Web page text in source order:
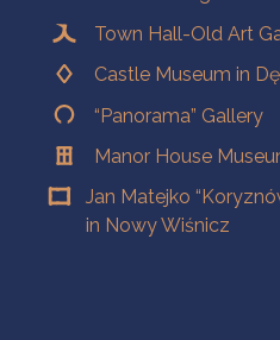
Town Hall-Old Art
Castle Museum in
“Panorama” Gallery
Manor House
Jan Matejko
in Nowy Wiśnicz